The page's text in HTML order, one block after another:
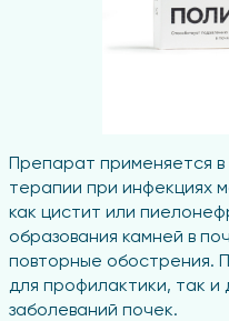
Препарат применяется
терапии при инфекциях
как цистит или
образования камней в
повторные обострения.
для профилактики, так и
заболеваний почек.